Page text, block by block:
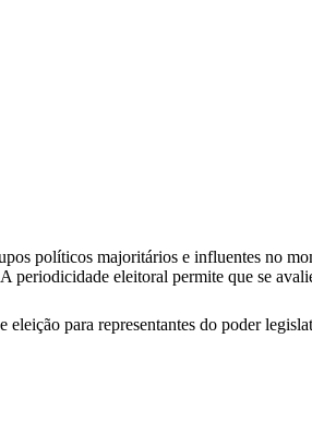
políticos majoritários e influentes no
eleitoral permite que se
para representantes do poder